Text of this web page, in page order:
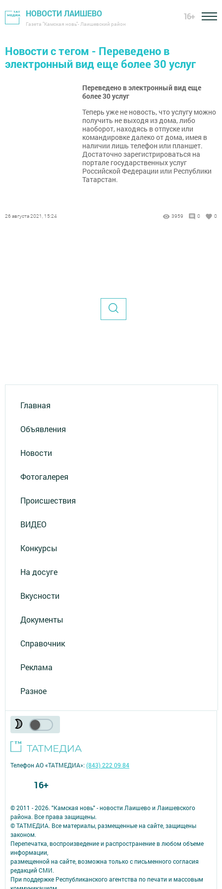
НОВОСТИ ЛАИШЕВО
Газета "Камская новь"- Лаишевский район
16+
Новости с тегом - Переведено в
электронный вид еще более 30 услуг
Переведено в электронный вид еще
более 30 услуг
Теперь уже не новость, что услугу можно
получить не выходя из дома, либо
наоборот, находясь в отпуске или
командировке далеко от дома, имея в
наличии лишь телефон или планшет.
Достаточно зарегистрироваться на
портале государственных услуг
Российской Федерации или Республики
Татарстан.
26 августа 2021, 15:24 3959 0 0
Главная
Объявления
Новости
Фотогалерея
Происшествия
ВИДЕО
Конкурсы
На досуге
Вкусности
Документы
Справочник
Реклама
Разное
© 2011 - 2026. "Камская новь" - новости Лаишево и Лаишевского
района. Все права защищены.
© ТАТМЕДИА. Все материалы, размещенные на сайте, защищены
законом.
Перепечатка, воспроизведение и распространение в любом объеме
информации,
размещенной на сайте, возможна только с письменного согласия
редакций СМИ.
При поддержке Республиканского агентства по печати и массовым
Телефон АО «ТАТМЕДИА»:(843) 222 09 84
16+